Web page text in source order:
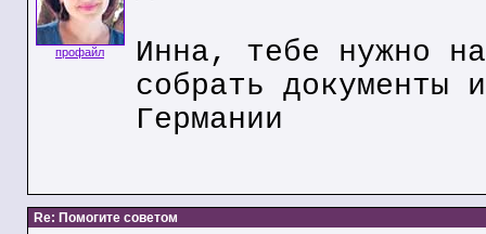
профайл
Инна, тебе нужно
собрать документы
Германии
Re: Помогите советом